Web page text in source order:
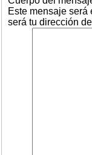
Este mensaje
será tu dirección